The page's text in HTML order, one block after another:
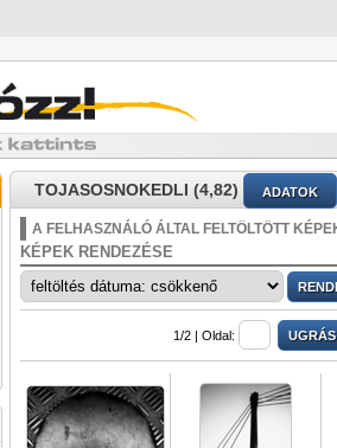
TOJASOSNOKEDLI (4,82) ADATOK
A FELHASZNÁLÓ ÁLTAL FELTÖLTÖTT
KÉPEK RENDEZÉSE
1/2 | Oldal: